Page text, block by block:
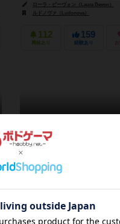
パスポートゲームスタジオ（Passport Game
ローラ・ビーヴォン（Laura Bevon）
ルドノヴァ（Ludonova）
112
興味あり
159
経験あり